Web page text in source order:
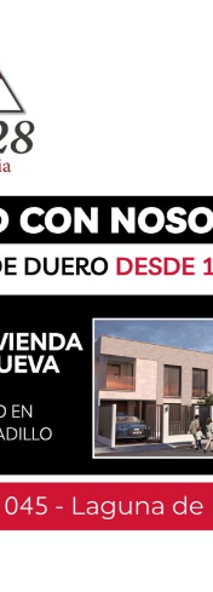
comunicado
de agua,
sin
de cinco
cerrado sin
donde
tipo de
que la
contratación